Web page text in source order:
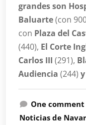
grandes son
Baluarte(con
con Plaza del
(440), El Corte
Carlos III (291),
Audiencia (244)
One comment
Noticias de